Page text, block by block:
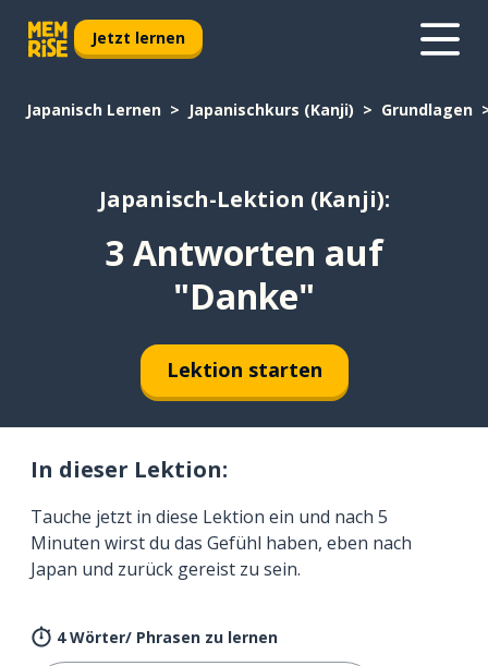
Jetzt lernen
Japanisch Lernen Japanischkurs (Kanji) Grundlagen
Japanisch-Lektion (Kanji):
3 Antworten auf
"Danke"
Lektion starten
In dieser Lektion:
Tauche jetzt in diese Lektion ein und nach 5
Minuten wirst du das Gefühl haben, eben nach
Japan und zurück gereist zu sein.
4 Wörter/ Phrasen zu lernen